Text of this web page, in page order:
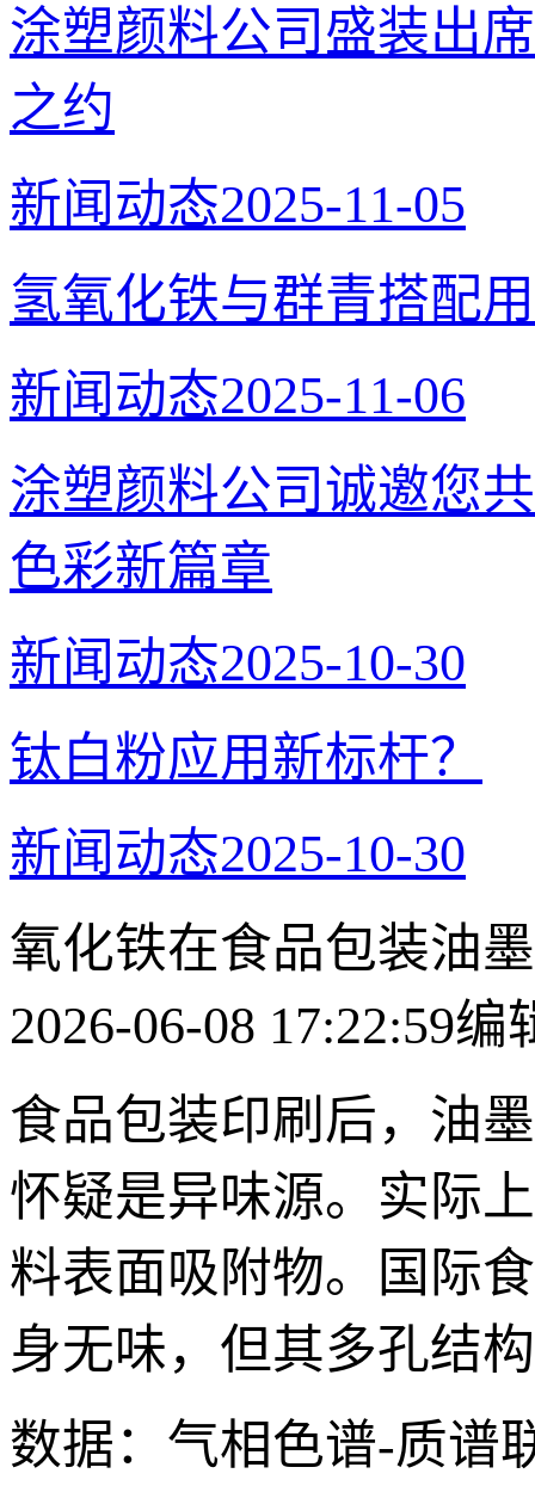
涂塑颜料公司盛装出
之约
新闻动态2025-11-05
氢氧化铁与群青搭配
新闻动态2025-11-06
涂塑颜料公司诚邀您
色彩新篇章
新闻动态2025-10-30
​钛白粉应用新标杆？
新闻动态2025-10-30
氧化铁在食品包装油
2026-06-08 17:22:59编
食品包装印刷后，油
怀疑是异味源。实际
料表面吸附物。国际
身无味，但其多孔结
数据：气相色谱-质谱